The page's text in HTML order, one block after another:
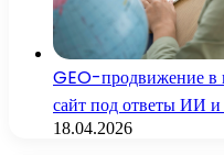
GEO-продвижение в
сайт под ответы ИИ
18.04.2026